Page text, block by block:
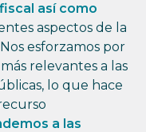
así como
aspectos de la
esforzamos por
relevantes a las
lo que hace
a las